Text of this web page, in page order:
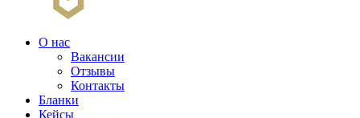
О нас
Вакансии
Отзывы
Контакты
Бланки
Кейсы